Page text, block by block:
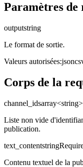
Paramètres de
outputstring
Le format de sortie.
Valeurs autorisées:json
Corps de la
channel_idsarray<string>
Liste non vide
publication.
text_contentstring
Contenu textuel de la